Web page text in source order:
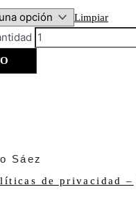
Limpiar
Sáez
de privacidad –